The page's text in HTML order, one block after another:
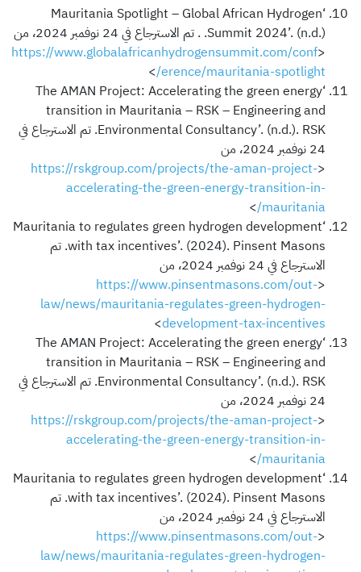
‘Mauritania Spotlight – Global African Hydrogen
Summit 2024’. (n.d.). . تم الاسترجاع في 24 نوفمبر 2024، من
<
https://www.globalafricanhydrogensummit.com/conf
erence/mauritania-spotlight/
>
‘The AMAN Project: Accelerating the green energy
transition in Mauritania – RSK – Engineering and
Environmental Consultancy’. (n.d.). RSK. تم الاسترجاع في
24 نوفمبر 2024، من
<
https://rskgroup.com/projects/the-aman-project-
accelerating-the-green-energy-transition-in-
mauritania/
>
‘Mauritania to regulates green hydrogen development
with tax incentives’. (2024). Pinsent Masons. تم
الاسترجاع في 24 نوفمبر 2024، من
<
https://www.pinsentmasons.com/out-
law/news/mauritania-regulates-green-hydrogen-
development-tax-incentives
>
‘The AMAN Project: Accelerating the green energy
transition in Mauritania – RSK – Engineering and
Environmental Consultancy’. (n.d.). RSK. تم الاسترجاع في
24 نوفمبر 2024، من
<
https://rskgroup.com/projects/the-aman-project-
accelerating-the-green-energy-transition-in-
mauritania/
>
‘Mauritania to regulates green hydrogen development
with tax incentives’. (2024). Pinsent Masons. تم
الاسترجاع في 24 نوفمبر 2024، من
<
https://www.pinsentmasons.com/out-
law/news/mauritania-regulates-green-hydrogen-